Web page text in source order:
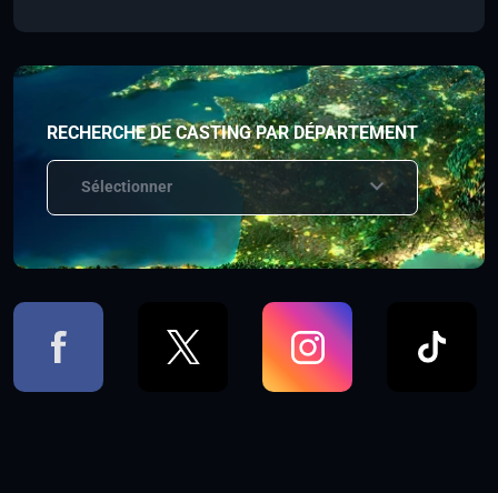
RECHERCHE DE CASTING PAR DÉPARTEMENT
Sélectionner